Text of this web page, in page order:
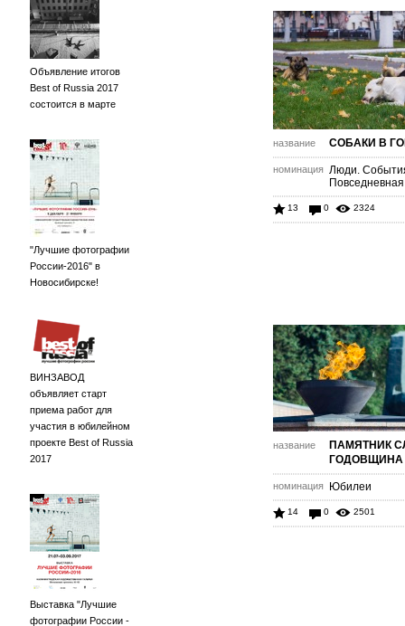
Объявление итогов
Best of Russia 2017
состоится в марте
"Лучшие фотографии
России-2016" в
Новосибирске!
ВИНЗАВОД
объявляет старт
приема работ для
участия в юбилейном
проекте Best of Russia
2017
Выставка "Лучшие
фотографии России -
название СОБАКИ В
номинация Люди.
13 0 2324
название
ПАМЯТНИК
номинация Юбилеи
14 0 2501